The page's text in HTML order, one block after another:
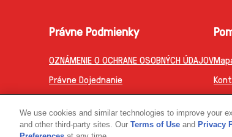
Právne Podmienky
OZNÁMENIE O OCHRANE OSOBNÝCH ÚDAJOV
Právne Dojednanie
Oznámenie O Súboroch Cookie
Prístupnosť
We use cookies and similar technologies to improve your
and other third-party sites. Our Terms of Use and Privacy